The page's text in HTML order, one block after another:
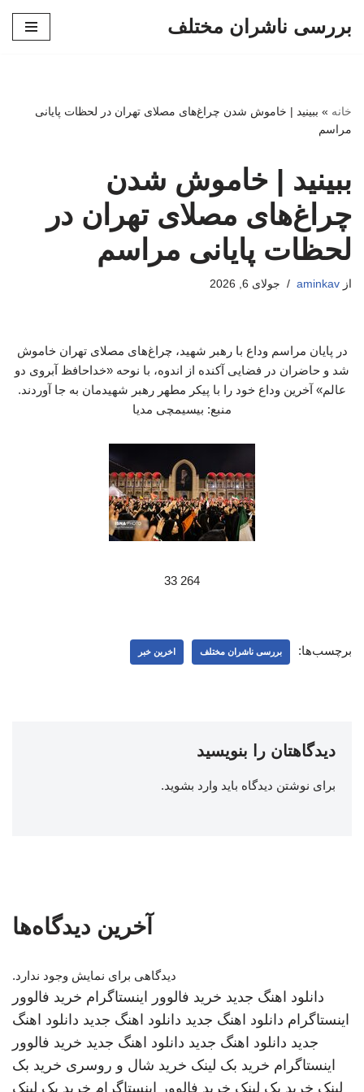
بررسی ناشران مختلف
خانه » ببینید | خاموش شدن چراغ‌های مصلای تهران در لحظات پایانی
مراسم
ببینید | خاموش شدن
چراغ‌های مصلای تهران در
لحظات پایانی مراسم
از aminkav جولای 6, 2026
در پایان مراسم وداع با رهبر شهید، چراغ‌های مصلای تهران خاموش
شد و حاضران در فضایی آکنده از اندوه، با نوحه «خداحافظ آبروی دو
عالم» آخرین وداع خود را با پیکر مطهر رهبر شهیدمان به جا آوردند.
منبع: بیسیمچی مدیا
264 33
برچسب‌ها: بررسی ناشران مختلف اخرین خبر
دیدگاهتان را بنویسید
برای نوشتن دیدگاه باید وارد بشوید.
آخرین دیدگاه‌ها
دیدگاهی برای نمایش وجود ندارد.
دانلود اهنگ جدید خرید فالوور اینستاگرام خرید فالوور
اینستاگرام دانلود اهنگ جدید دانلود اهنگ جدید دانلود اهنگ
جدید دانلود اهنگ جدید دانلود اهنگ جدید خرید فالوور
اینستاگرام خرید بک لینک خرید شال و روسری خرید بک
لینک خرید بک لینک خرید فالوور اینستاگرام خرید بک لینک